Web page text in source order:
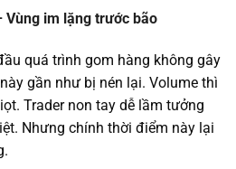
Vùng im lặng trước bão
quá trình gom hàng không gây
gần như bị nén lại. Volume thì
Trader non tay dễ lầm tưởng
Nhưng chính thời điểm này lại